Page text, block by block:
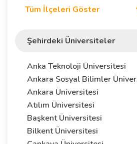
Elmadağ [0]
Evren [0]
Gölbaşı [3]
Güdül [0]
Haymana [0]
Kalecik [0]
Kazan [0]
Keçiören [2]
Kızılcahamam [0]
Tüm İlçeleri Göster
Şehirdeki Üniversiteler
Anka Teknoloji Üniversitesi
Ankara Üniversitesi
Atılım Üniversitesi
Başkent Üniversitesi
Bilkent Üniversitesi